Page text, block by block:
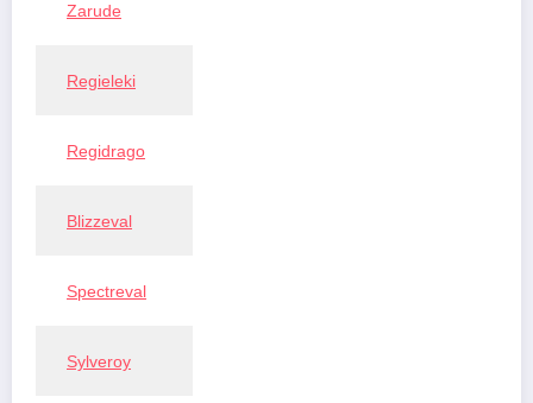
Zarude
Regieleki
Regidrago
Blizzeval
Spectreval
Sylveroy